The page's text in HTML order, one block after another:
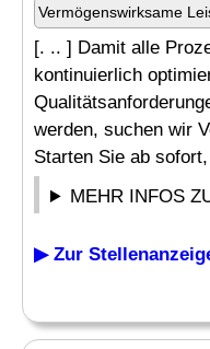
Vermögenswirksame
[. .. ] Damit alle
kontinuierlich
werden, suchen wir
Starten Sie ab
MEHR INFOS
▶ Zur